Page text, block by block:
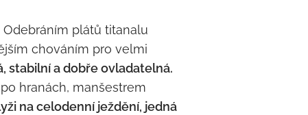
Odebráním plátů titanalu
chováním pro velmi
stabilní a dobře ovladatelná.
hranách, manšestrem
na celodenní ježdění, jedná